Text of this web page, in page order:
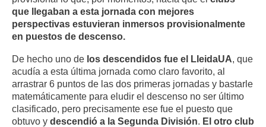
que llegaban a esta jornada con mejores
perspectivas estuvieran inmersos provisionalmente
en puestos de descenso.
De hecho uno de los descendidos fue el LleidaUA , que
acudía a esta última jornada como claro favorito, al
arrastrar 6 puntos de las dos primeras jornadas y bastarle
matemáticamente para eludir el descenso no ser último
clasificado, pero precisamente ese fue el puesto que
obtuvo y descendió a la Segunda División El otro club